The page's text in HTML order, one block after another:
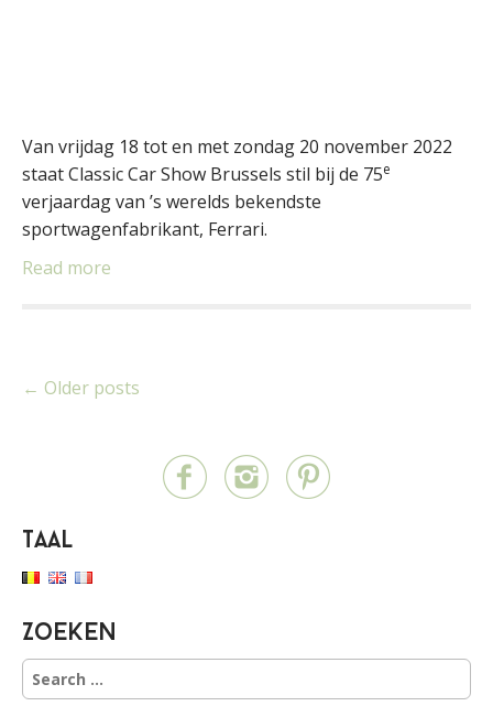
Van vrijdag 18 tot en met zondag 20 november 2022
staat Classic Car Show Brussels stil bij de 75e
verjaardag van ’s werelds bekendste
sportwagenfabrikant, Ferrari.
Read more
P
t
s
a
v
← Older posts
Taal
Zoeken
S